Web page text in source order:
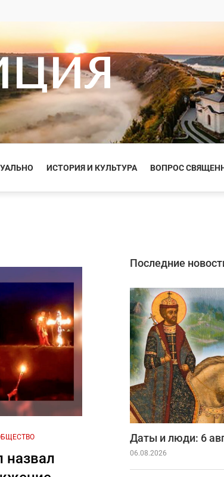
ИСТОРИЯ И КУЛЬТУРА ВОПРОС
назвал
Последние
Даты и люди: 6
06.08.2026